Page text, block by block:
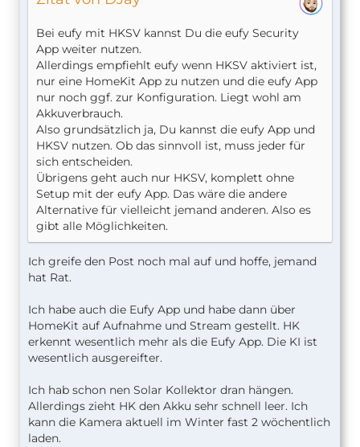
Bei eufy mit HKSV kannst Du die eufy Security
App weiter nutzen.
Allerdings empfiehlt eufy wenn HKSV aktiviert ist,
nur eine HomeKit App zu nutzen und die eufy App
nur noch ggf. zur Konfiguration. Liegt wohl am
Akkuverbrauch.
Also grundsätzlich ja, Du kannst die eufy App und
HKSV nutzen. Ob das sinnvoll ist, muss jeder für
sich entscheiden.
Übrigens geht auch nur HKSV, komplett ohne
Setup mit der eufy App. Das wäre die andere
Alternative für vielleicht jemand anderen. Also es
gibt alle Möglichkeiten.
Ich greife den Post noch mal auf und hoffe, jemand
hat Rat.
Ich habe auch die Eufy App und habe dann über
HomeKit auf Aufnahme und Stream gestellt. HK
erkennt wesentlich mehr als die Eufy App. Die KI ist
wesentlich ausgereifter.
Ich hab schon nen Solar Kollektor dran hängen.
Allerdings zieht HK den Akku sehr schnell leer. Ich
kann die Kamera aktuell im Winter fast 2 wöchentlich
laden.